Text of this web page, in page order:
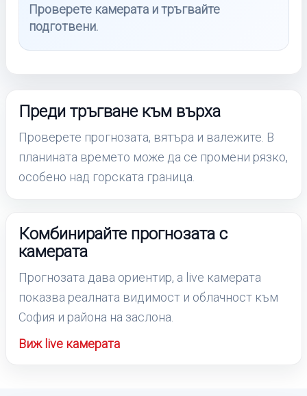
Проверете камерата и тръгвайте
подготвени.
Преди тръгване към върха
Проверете прогнозата, вятъра и валежите. В
планината времето може да се промени рязко,
особено над горската граница.
Комбинирайте прогнозата с
камерата
Прогнозата дава ориентир, а live камерата
показва реалната видимост и облачност към
София и района на заслона.
Виж live камерата